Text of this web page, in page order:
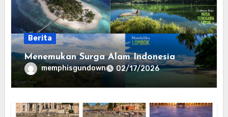
Berita
Menemukan Surga Alam Indonesia
memphisgundown 02/17/2026